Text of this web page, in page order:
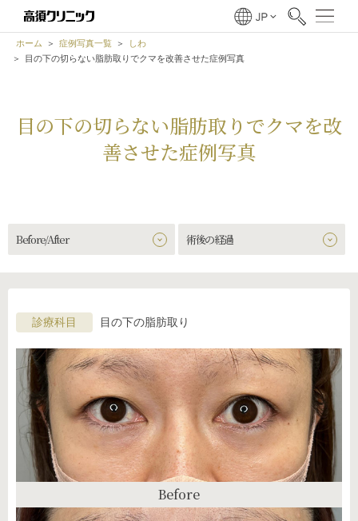
ホーム 症例写真一覧
しわ
目の下の切らない脂肪取りでクマを改善させた症例写真
目の下の切らない脂肪取りでクマを改
善させた症例写真
Before/After 術後の経過
診療科目 目の下の脂肪取り
Before